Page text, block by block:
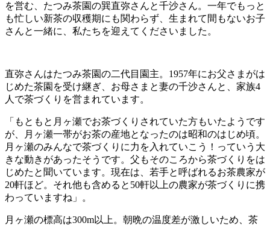
を営む、たつみ茶園の巽直弥さんと千沙さん。一年でもっと
も忙しい新茶の収穫期にも関わらず、生まれて間もないお子
さんと一緒に、私たちを迎えてくださいました。
直弥さんはたつみ茶園の二代目園主。1957年にお父さまがは
じめた茶園を受け継ぎ、お母さまと妻の千沙さんと、家族4
人で茶づくりを営まれています。
「もともと月ヶ瀬でお茶づくりされていた方もいたようです
が、月ヶ瀬一帯がお茶の産地となったのは昭和のはじめ頃。
月ヶ瀬のみんなで茶づくりに力を入れていこう！っていう大
きな動きがあったそうです。父もそのころから茶づくりをは
じめたと聞いています。現在は、若手と呼ばれるお茶農家が
20軒ほど。それ他も含めると50軒以上の農家が茶づくりに携
わっていますね」。
月ヶ瀬の標高は300m以上。朝晩の温度差が激しいため、茶